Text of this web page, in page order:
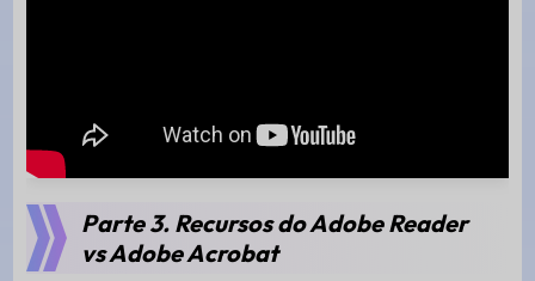
Parte 3. Recursos do Adobe Reader
vs Adobe Acrobat